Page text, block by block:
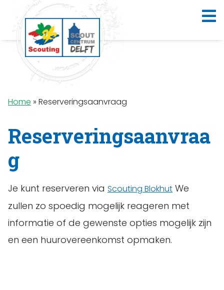
Home » Reserveringsaanvraag
Reserveringsaanvraa
g
Je kunt reserveren via Scouting Blokhut We
zullen zo spoedig mogelijk reageren met
informatie of de gewenste opties mogelijk zijn
en een huurovereenkomst opmaken.